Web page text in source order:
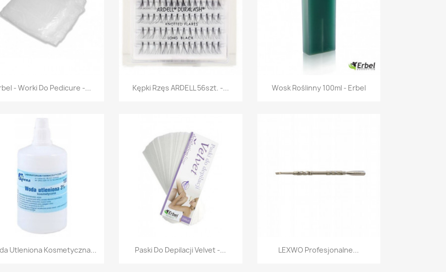
Szybki podgląd
- Worki Do Pedicure -... Szybki podgląd
Kępki Rzęs ARDELL 56szt. -... Szybki podgląd
Wosk Roślinny 100ml - Erbel
Szybki podgląd
Utleniona Kosmetyczna... Szybki podgląd
Paski Do Depilacji Velvet -... Szybki podgląd
LEXWO Profesjonalne...